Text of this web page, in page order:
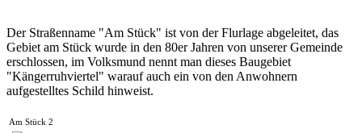
Der Straßenname "Am Stück" ist von der Flurlage abgeleitet, das
Gebiet am Stück wurde in den 80er Jahren von unserer Gemeinde
erschlossen, im Volksmund nennt man dieses Baugebiet
"Kängerruhviertel" warauf auch ein von den Anwohnern
aufgestelltes Schild hinweist.
Am Stück 2